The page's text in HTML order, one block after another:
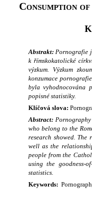
Consumption
Abstrakt:Pornografie
k římskokatolické
výzkum. Výzkum
konzumace
byla vyhodnocována
popisné statistiky.
Klíčová slova:
Abstract:
who belong to the
research showed.
well as the
people from the
using the goodness-
statistics.
Keywords: